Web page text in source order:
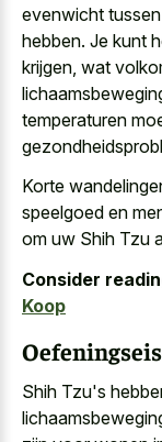
evenwicht
hebben. Je kunt
krijgen, wat
temperaturen
Korte
speelgoed en
om uw Shih Tzu
Consider
Koop
Shih Tzu's